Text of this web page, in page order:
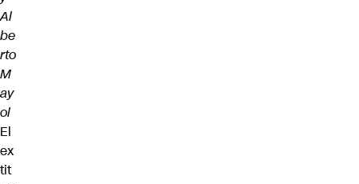
Al
be
rto
M
ay
ol
El
ex
tit